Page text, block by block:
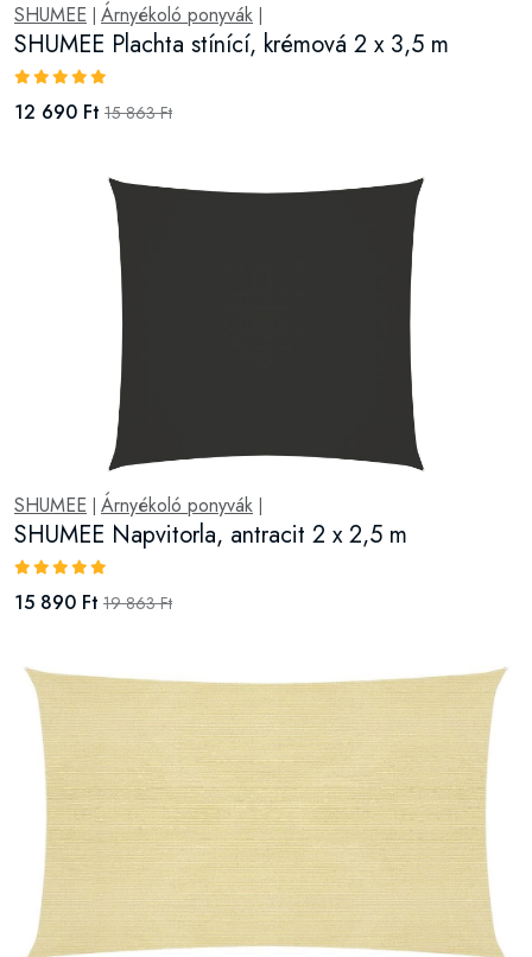
SHUMEE Árnyékoló ponyvák
SHUMEE Plachta stínící, krémová 2 x 3,5 m
12 690 Ft 15 863 Ft
SHUMEE Árnyékoló ponyvák
SHUMEE Napvitorla, antracit 2 x 2,5 m
15 890 Ft 19 863 Ft